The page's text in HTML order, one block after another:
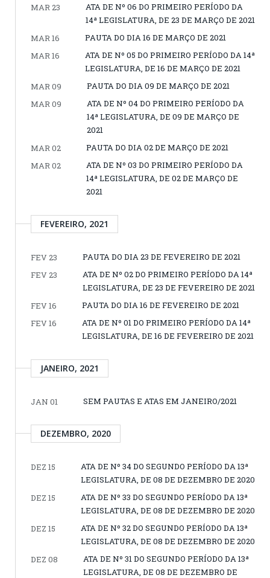
MAR 23
ATA DE Nº 06 DO PRIMEIRO PERÍODO DA
14ª LEGISLATURA, DE 23 DE MARÇO DE 2021
MAR 16
PAUTA DO DIA 16 DE MARÇO DE 2021
MAR 16
ATA DE Nº 05 DO PRIMEIRO PERÍODO DA 14ª
LEGISLATURA, DE 16 DE MARÇO DE 2021
MAR 09
PAUTA DO DIA 09 DE MARÇO DE 2021
MAR 09
ATA DE Nº 04 DO PRIMEIRO PERÍODO DA
14ª LEGISLATURA, DE 09 DE MARÇO DE
2021
MAR 02
PAUTA DO DIA 02 DE MARÇO DE 2021
MAR 02
ATA DE Nº 03 DO PRIMEIRO PERÍODO DA
14ª LEGISLATURA, DE 02 DE MARÇO DE
2021
FEVEREIRO, 2021
FEV 23
PAUTA DO DIA 23 DE FEVEREIRO DE 2021
FEV 23
ATA DE Nº 02 DO PRIMEIRO PERÍODO DA 14ª
LEGISLATURA, DE 23 DE FEVEREIRO DE 2021
FEV 16
PAUTA DO DIA 16 DE FEVEREIRO DE 2021
FEV 16
ATA DE Nº 01 DO PRIMEIRO PERÍODO DA 14ª
LEGISLATURA, DE 16 DE FEVEREIRO DE 2021
JANEIRO, 2021
JAN 01 SEM PAUTAS E ATAS EM JANEIRO/2021
DEZEMBRO, 2020
DEZ 15
ATA DE Nº 34 DO SEGUNDO PERÍODO DA 13ª
LEGISLATURA, DE 08 DE DEZEMBRO DE 2020
DEZ 15
ATA DE Nº 33 DO SEGUNDO PERÍODO DA 13ª
LEGISLATURA, DE 08 DE DEZEMBRO DE 2020
DEZ 15
ATA DE Nº 32 DO SEGUNDO PERÍODO DA 13ª
LEGISLATURA, DE 08 DE DEZEMBRO DE 2020
DEZ 08
ATA DE Nº 31 DO SEGUNDO PERÍODO DA 13ª
LEGISLATURA, DE 08 DE DEZEMBRO DE